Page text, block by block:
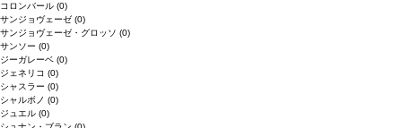
コロンバール (0)
サンジョヴェーゼ (0)
サンジョヴェーゼ・グロッソ (0)
サンソー (0)
ジーガレーベ (0)
ジェネリコ (0)
シャスラー (0)
シャルボノ (0)
ジュエル (0)